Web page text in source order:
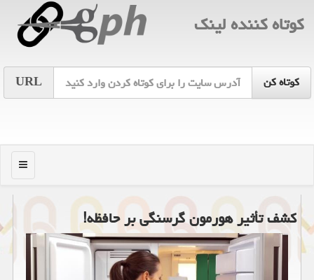
كوتاه كننده لینك
URL
منو
كشف تأثیر هورمون گرسنگی بر حافظه!